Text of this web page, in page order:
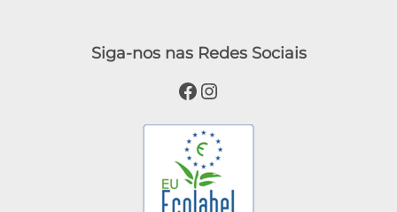
Siga-nos nas Redes Sociais
Facebook
Instagram